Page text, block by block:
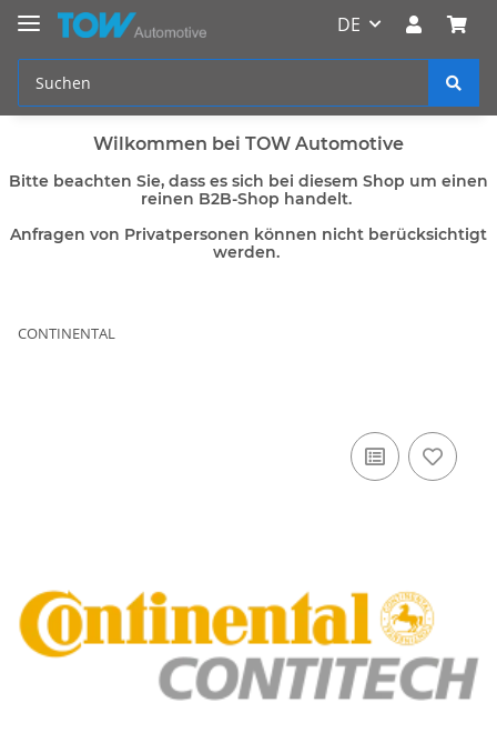
DE
Wilkommen bei TOW Automotive
Bitte beachten Sie, dass es sich bei diesem Shop um einen
reinen B2B-Shop handelt.
Anfragen von Privatpersonen können nicht berücksichtigt
werden.
CONTINENTAL